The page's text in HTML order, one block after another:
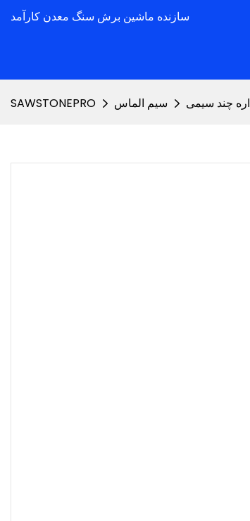
سازنده ماشین برش سنگ معدن کارآمد
SAWSTONEPRO سیم الماس اره چند سیمی